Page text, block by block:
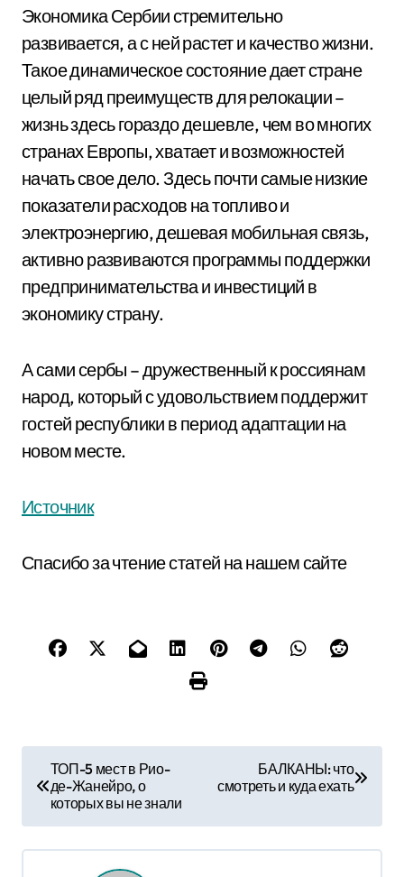
Экономика Сербии стремительно
развивается, а с ней растет и качество жизни.
Такое динамическое состояние дает стране
целый ряд преимуществ для релокации –
жизнь здесь гораздо дешевле, чем во многих
странах Европы, хватает и возможностей
начать свое дело. Здесь почти самые низкие
показатели расходов на топливо и
электроэнергию, дешевая мобильная связь,
активно развиваются программы поддержки
предпринимательства и инвестиций в
экономику страну.
А сами сербы – дружественный к россиянам
народ, который с удовольствием поддержит
гостей республики в период адаптации на
новом месте.
Источник
Спасибо за чтение статей на нашем сайте
в
ТОП-5 мест в Рио-
де-Жанейро, о
которых вы не знали
БАЛКАНЫ: что
смотреть и куда ехать